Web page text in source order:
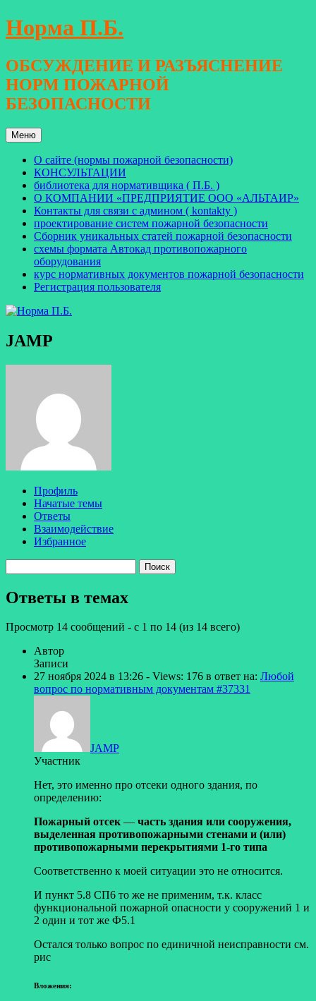
Перейти
к
Норма П.Б.
ОБСУЖДЕНИЕ И РАЗЪЯСНЕНИЕ
НОРМ ПОЖАРНОЙ
БЕЗОПАСНОСТИ
Меню
О сайте (нормы пожарной безопасности)
КОНСУЛЬТАЦИИ
библиотека для нормативщика ( П.Б. )
О КОМПАНИИ «ПРЕДПРИЯТИЕ ООО «АЛЬТАИР»
Контакты для связи с админом ( kontakty )
проектирование систем пожарной безопасности
Сборник уникальных статей пожарной безопасности
схемы формата Автокад противопожарного
оборудования
курс нормативных документов пожарной безопасности
Регистрация пользователя
JAMP
Профиль
Начатые темы
Ответы
Взаимодействие
Избранное
ответов:
Ответы в темах
Просмотр 14 сообщений - с 1 по 14 (из 14 всего)
Автор
Записи
27 ноября 2024 в 13:26 - Views: 176 в ответ на: Любой
вопрос по нормативным документам #37331
JAMP
Участник
Нет, это именно про отсеки одного здания, по
определению:
Пожарный отсек— часть здания или сооружения,
выделенная противопожарными стенами и (или)
противопожарными перекрытиями 1-го типа
Соответственно к моей ситуации это не относится.
И пункт 5.8 СП6 то же не применим, т.к. класс
функциональной пожарной опасности у сооружений 1 и
2 один и тот же Ф5.1
Остался только вопрос по единичной неисправности см.
рис
Вложения: